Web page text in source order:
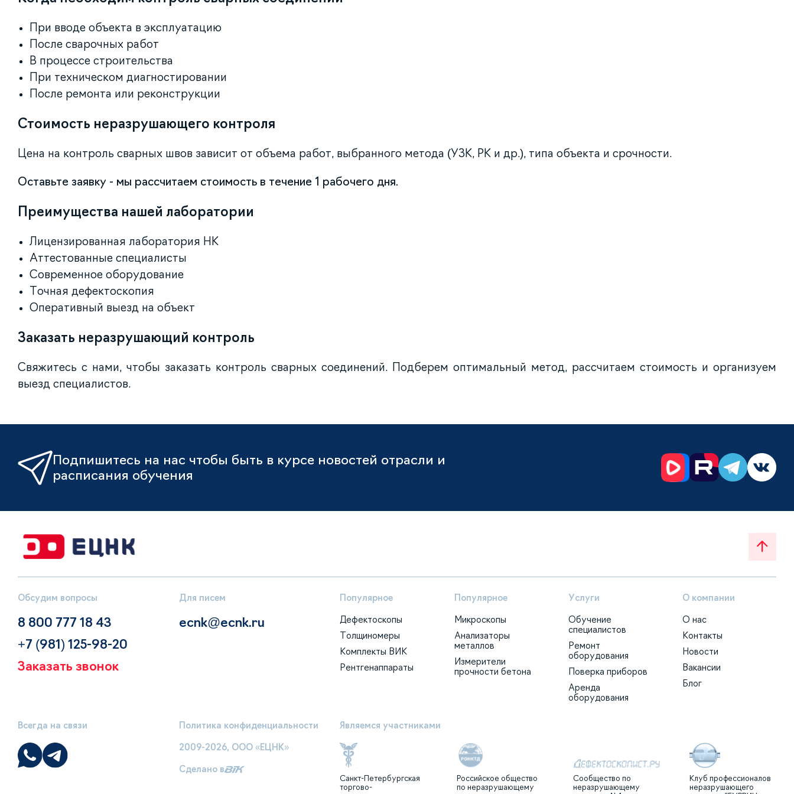
При вводе объекта в эксплуатацию
После сварочных работ
В процессе строительства
При техническом диагностировании
После ремонта или реконструкции
Стоимость неразрушающего контроля
Цена на контроль сварных швов зависит от объема работ, выбранного метода (УЗК, РК и др.), типа объекта и срочности.
Оставьте заявку - мы рассчитаем стоимость в течение 1 рабочего дня.
Преимущества нашей лаборатории
Лицензированная лаборатория НК
Аттестованные специалисты
Современное оборудование
Точная дефектоскопия
Оперативный выезд на объект
Заказать неразрушающий контроль
Свяжитесь с нами, чтобы заказать контроль сварных соединений. Подберем оптимальный метод, рассчитаем стоимость и организуем
выезд специалистов.
Подпишитесь на нас чтобы быть в курсе новостей отрасли и
расписания обучения
Обсудим вопросы
8 800 777 18 43
+7 (981) 125-98-20
Заказать звонок
Для писем
ecnk@ecnk.ru
Популярное
Дефектоскопы
Толщиномеры
Комплекты ВИК
Рентгенаппараты
Популярное
Микроскопы
Анализаторы
металлов
Измерители
прочности бетона
Услуги
Обучение
специалистов
Ремонт
оборудования
Поверка приборов
Аренда
оборудования
О компании
О нас
Контакты
Новости
Вакансии
Блог
Всегда на связи Политика конфиденциальности
2009-2026, ООО «ЕЦНК»
Сделано в
Являемся участниками
Санкт-Петербургская
торгово-
Российское общество
по неразрушающему
Сообщество по
неразрушающему
Клуб профессионалов
неразрушающего